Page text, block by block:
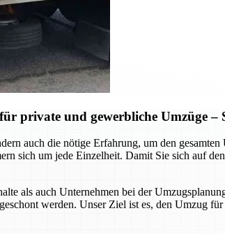
private und gewerbliche Umzüge –
auch die nötige Erfahrung, um den
sich um jede Einzelheit. Damit Sie sich auf
als auch Unternehmen bei der
werden. Unser Ziel ist es, den Umzug